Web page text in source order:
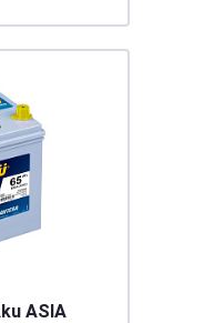
ASIA